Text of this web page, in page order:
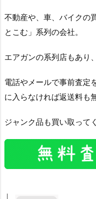
不動産や、車、バイクの
とこむ」系列の会社。
エアガンの系列店もあり
電話やメールで事前査定
に入らなければ返送料も
ジャンク品も買い取って